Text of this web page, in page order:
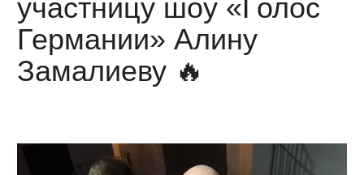
участницу шоу «Голос
Германии» Алину
Замалиеву 🔥